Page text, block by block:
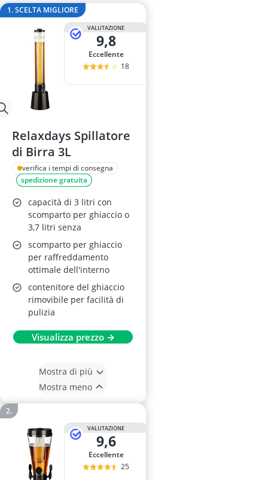
1. SCELTA MIGLIORE
VALUTAZIONE
9,8
Eccellente
18
Relaxdays Spillatore
di Birra 3L
verifica i tempi di consegna
spedizione gratuita
capacità di 3 litri con
scomparto per ghiaccio o
3,7 litri senza
scomparto per ghiaccio
per raffreddamento
ottimale dell'interno
contenitore del ghiaccio
rimovibile per facilità di
pulizia
Visualizza prezzo →
Mostra di più
Mostra meno
VALUTAZIONE
9,6
Eccellente
25